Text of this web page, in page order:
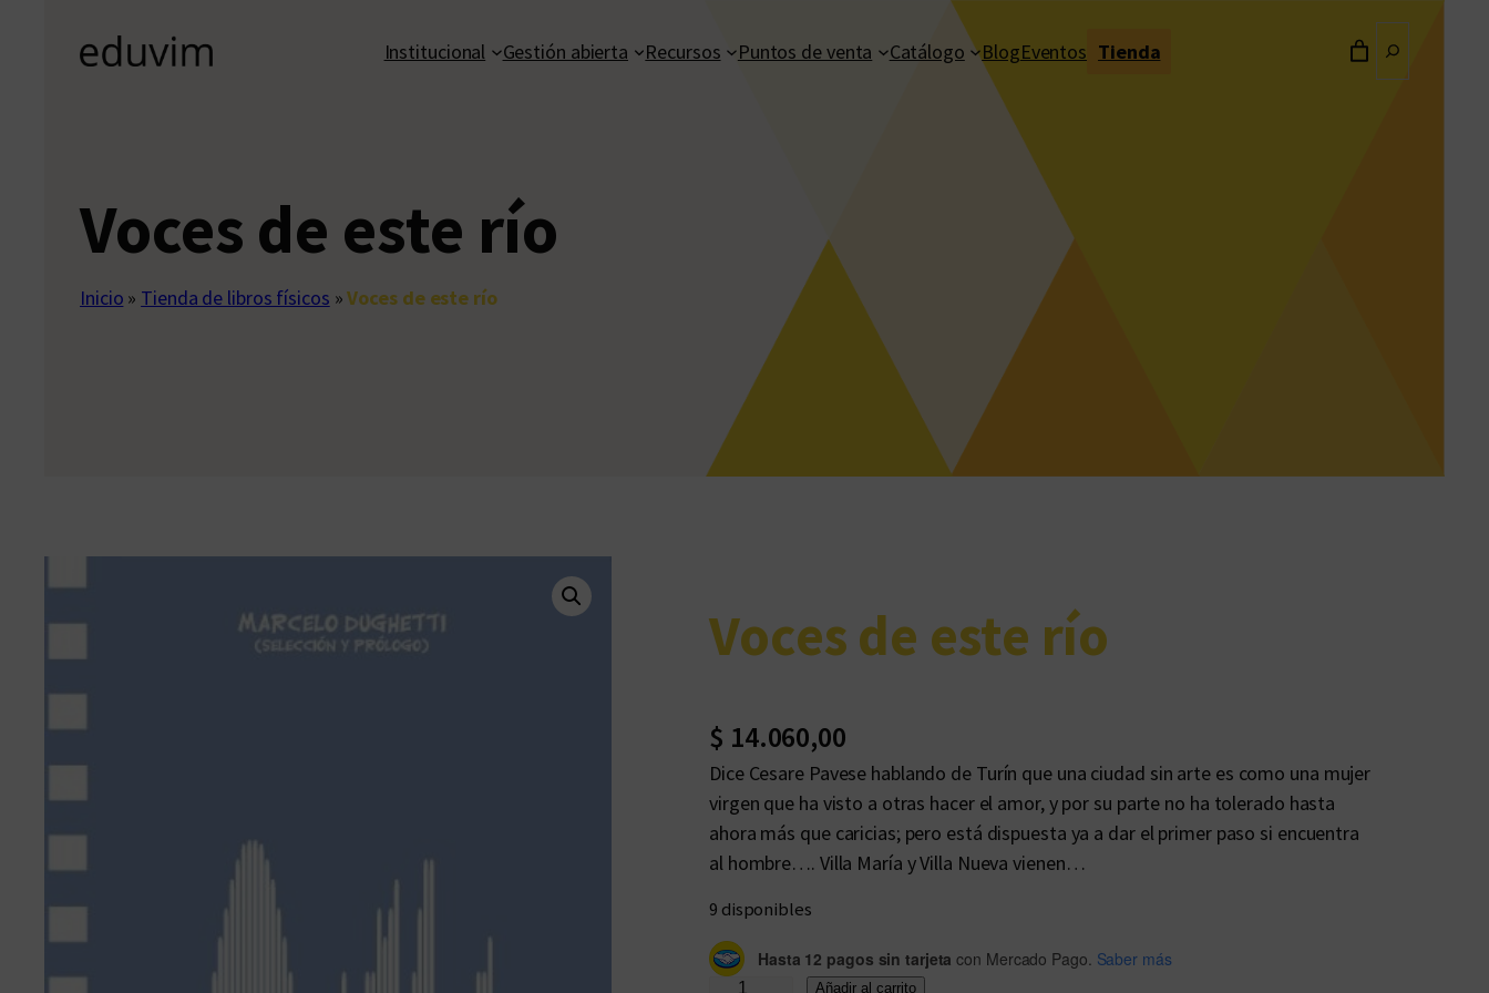
Institucional Gestión abierta Recursos Puntos de venta Catálogo BlogEventos Tienda
Voces de este río
Inicio » Tienda de libros físicos »Voces de este río
Voces de este río
$ 14.060,00
Dice Cesare Pavese hablando de Turín que una ciudad sin arte es como una mujer
virgen que ha visto a otras hacer el amor, y por su parte no ha tolerado hasta
ahora más que caricias; pero está dispuesta ya a dar el primer paso si encuentra
al hombre…. Villa María y Villa Nueva vienen…
9 disponibles
Hasta 12 pagos sin tarjeta con Mercado Pago. Saber más
Añadir al carrito